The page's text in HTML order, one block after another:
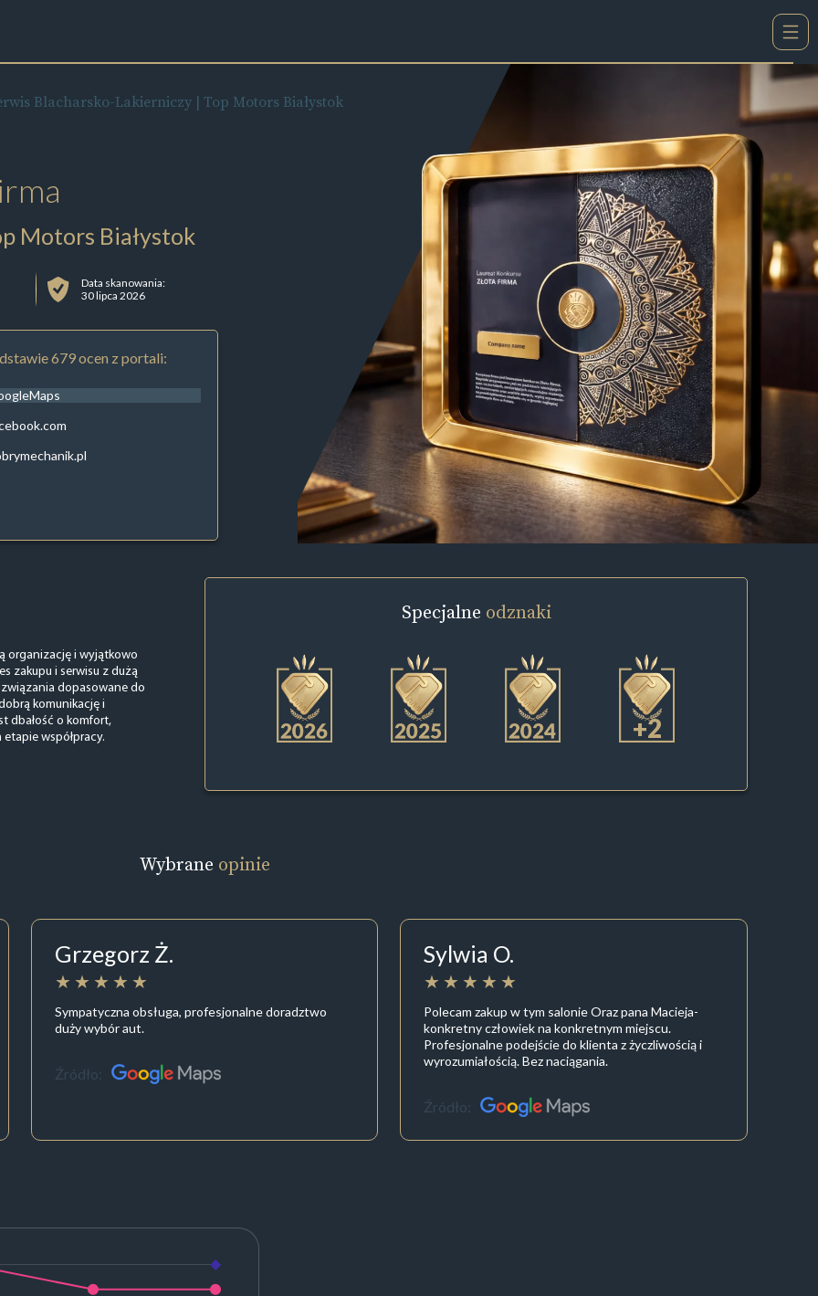
Blacharsko-Lakierniczy | Top Motors Białystok
Motors Białystok
Data skanowania:
30 lipca 2026
679 ocen z portali:
organizację i wyjątkowo
zakupu i serwisu z dużą
dopasowane do
komunikację i
dbałość o komfort,
współpracy.
Specjalne odznaki
+2
Wybrane opinie
Grzegorz Ż.
Sympatyczna obsługa, profesjonalne doradztwo
duży wybór aut.
Źródło:
Sylwia O.
Polecam zakup w tym salonie Oraz pana Macieja-
konkretny człowiek na konkretnym miejscu.
Profesjonalne podejście do klienta z życzliwością i
wyrozumiałością. Bez naciągania.
Źródło: